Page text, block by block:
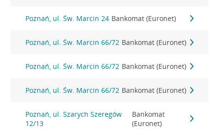
Poznań, ul. Św. Marcin 24 Bankomat (Euronet)
Poznań, ul. Św. Marcin 66/72 Bankomat (Euronet)
Poznań, ul. Św. Marcin 66/72 Bankomat (Euronet)
Poznań, ul. Św. Marcin 66/72 Bankomat (Euronet)
Poznań, ul. Szarych Szeregów
12/13
Bankomat
(Euronet)